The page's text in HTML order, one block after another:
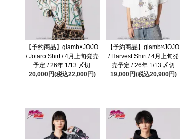
【予約商品】glamb×JOJO
/ Jotaro Shirt / 4月上旬発売
予定 / 26年 1/13 〆切
20,000円(税込22,000円)
【予約商品】glamb×JOJO
/ Harvest Shirt / 4月上旬発
売予定 / 26年 1/13 〆切
19,000円(税込20,900円)